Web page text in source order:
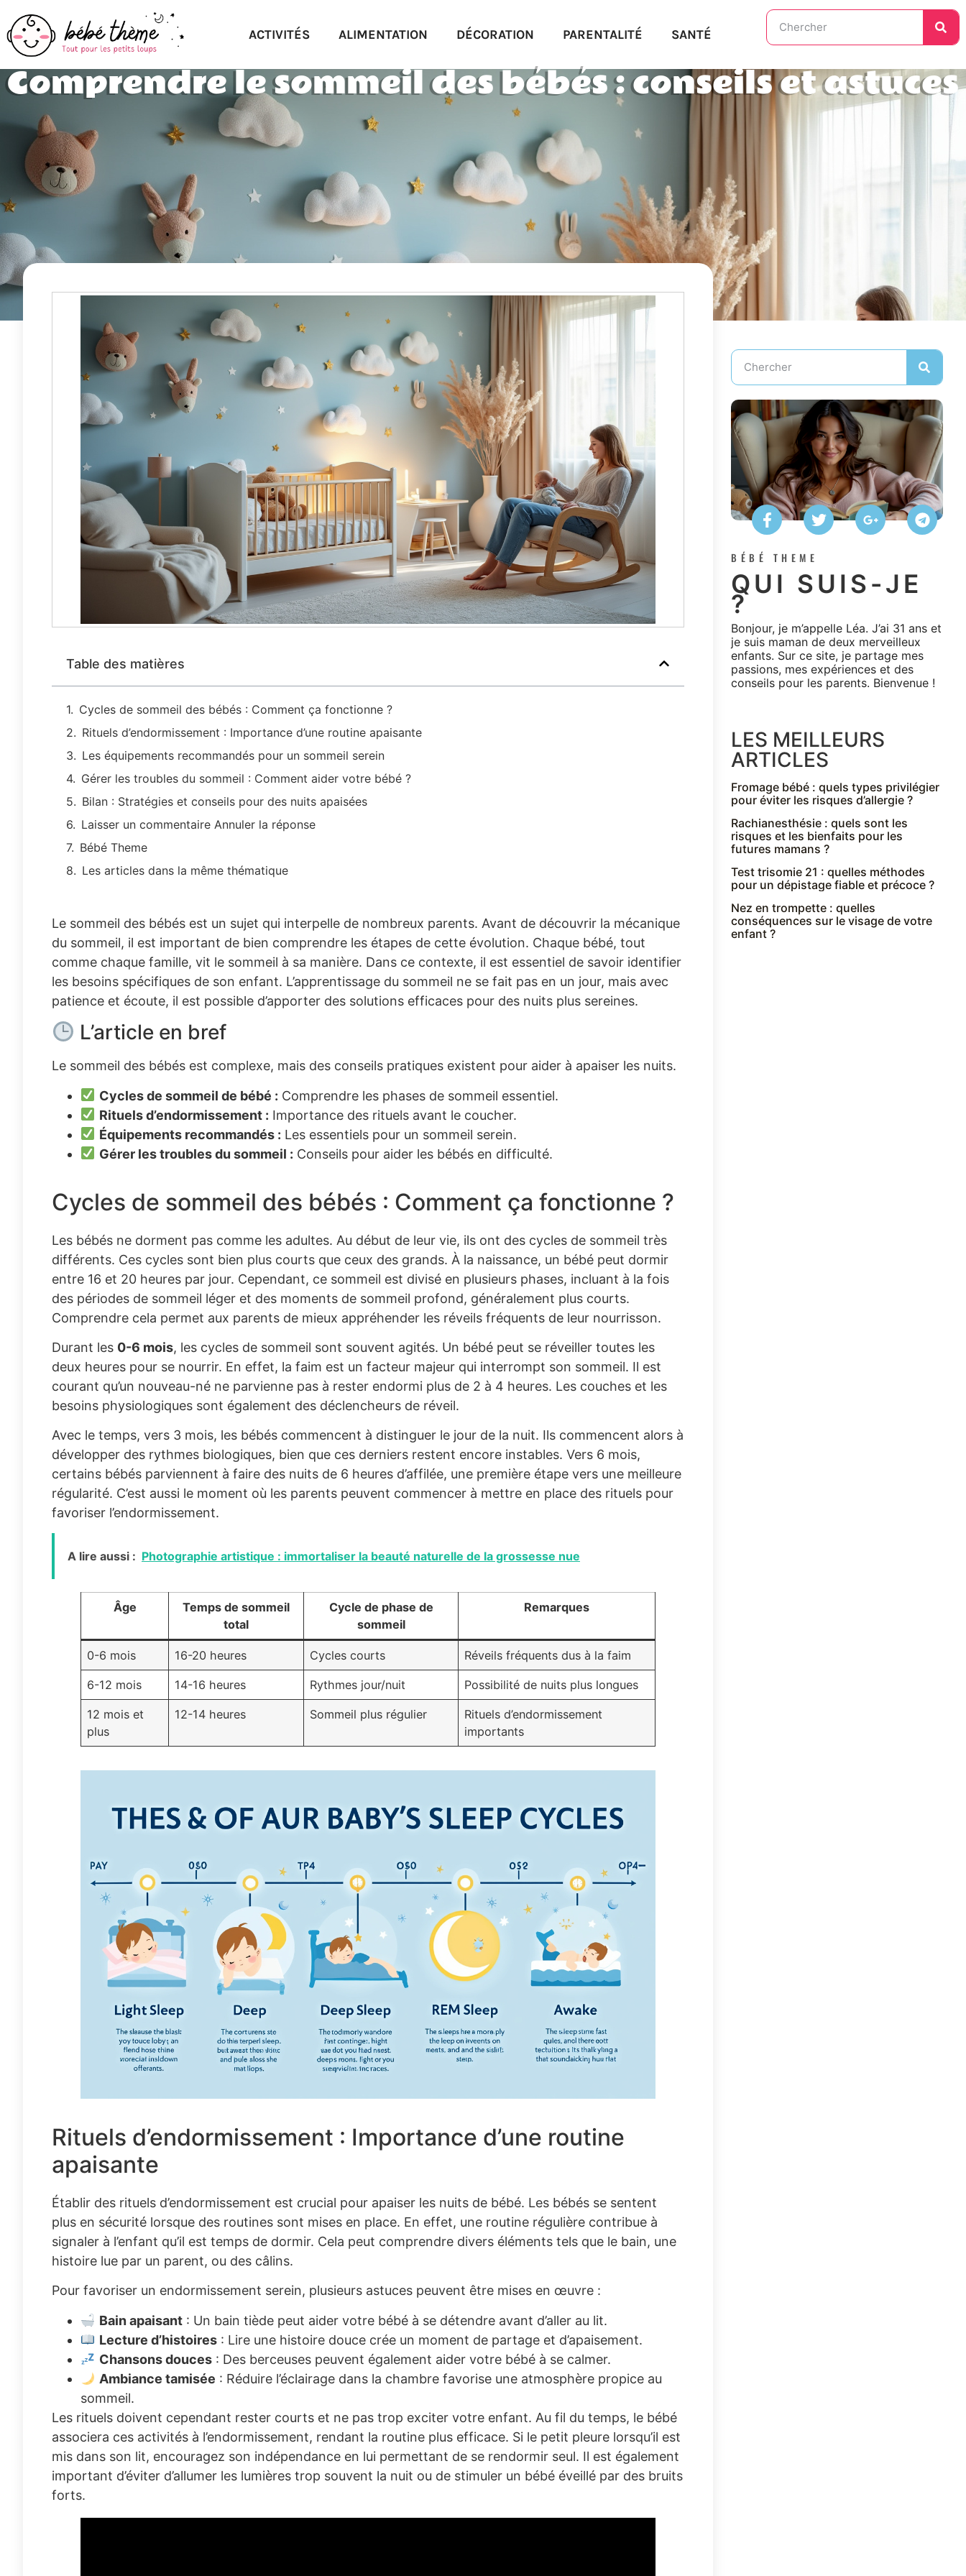
ACTIVITÉS ALIMENTATION DÉCORATION PARENTALITÉ SANTÉ
Comprendre le sommeil des bébés : conseils et astuces
Table des matières
Cycles de sommeil des bébés : Comment ça fonctionne ?
Rituels d’endormissement : Importance d’une routine apaisante
Les équipements recommandés pour un sommeil serein
Gérer les troubles du sommeil : Comment aider votre bébé ?
Bilan : Stratégies et conseils pour des nuits apaisées
Laisser un commentaire Annuler la réponse
Bébé Theme
Les articles dans la même thématique
Le sommeil des bébés est un sujet qui interpelle de nombreux parents. Avant de découvrir la mécanique
du sommeil, il est important de bien comprendre les étapes de cette évolution. Chaque bébé, tout
comme chaque famille, vit le sommeil à sa manière. Dans ce contexte, il est essentiel de savoir identifier
les besoins spécifiques de son enfant. L’apprentissage du sommeil ne se fait pas en un jour, mais avec
patience et écoute, il est possible d’apporter des solutions efficaces pour des nuits plus sereines.
L’article en bref
Le sommeil des bébés est complexe, mais des conseils pratiques existent pour aider à apaiser les nuits.
Cycles de sommeil de bébé : Comprendre les phases de sommeil essentiel.
Rituels d’endormissement : Importance des rituels avant le coucher.
Équipements recommandés : Les essentiels pour un sommeil serein.
Gérer les troubles du sommeil : Conseils pour aider les bébés en difficulté.
Cycles de sommeil des bébés : Comment ça fonctionne ?
Les bébés ne dorment pas comme les adultes. Au début de leur vie, ils ont des cycles de sommeil très
différents. Ces cycles sont bien plus courts que ceux des grands. À la naissance, un bébé peut dormir
entre 16 et 20 heures par jour. Cependant, ce sommeil est divisé en plusieurs phases, incluant à la fois
des périodes de sommeil léger et des moments de sommeil profond, généralement plus courts.
Comprendre cela permet aux parents de mieux appréhender les réveils fréquents de leur nourrisson.
Durant les 0-6 mois, les cycles de sommeil sont souvent agités. Un bébé peut se réveiller toutes les
deux heures pour se nourrir. En effet, la faim est un facteur majeur qui interrompt son sommeil. Il est
courant qu’un nouveau-né ne parvienne pas à rester endormi plus de 2 à 4 heures. Les couches et les
besoins physiologiques sont également des déclencheurs de réveil.
Avec le temps, vers 3 mois, les bébés commencent à distinguer le jour de la nuit. Ils commencent alors à
développer des rythmes biologiques, bien que ces derniers restent encore instables. Vers 6 mois,
certains bébés parviennent à faire des nuits de 6 heures d’affilée, une première étape vers une meilleure
régularité. C’est aussi le moment où les parents peuvent commencer à mettre en place des rituels pour
favoriser l’endormissement.
A lire aussi : Photographie artistique : immortaliser la beauté naturelle de la grossesse nue
Âge
Temps de sommeil
total
Cycle de phase de
sommeil
Remarques
0-6 mois 16-20 heures Cycles courts Réveils fréquents dus à la faim
6-12 mois 14-16 heures Rythmes jour/nuit Possibilité de nuits plus longues
12 mois et
plus
12-14 heures Sommeil plus régulier
Rituels d’endormissement
importants
Rituels d’endormissement : Importance d’une routine
apaisante
Établir des rituels d’endormissement est crucial pour apaiser les nuits de bébé. Les bébés se sentent
plus en sécurité lorsque des routines sont mises en place. En effet, une routine régulière contribue à
signaler à l’enfant qu’il est temps de dormir. Cela peut comprendre divers éléments tels que le bain, une
histoire lue par un parent, ou des câlins.
Pour favoriser un endormissement serein, plusieurs astuces peuvent être mises en œuvre :
Bain apaisant: Un bain tiède peut aider votre bébé à se détendre avant d’aller au lit.
Lecture d’histoires: Lire une histoire douce crée un moment de partage et d’apaisement.
Chansons douces: Des berceuses peuvent également aider votre bébé à se calmer.
Ambiance tamisée : Réduire l’éclairage dans la chambre favorise une atmosphère propice au
sommeil.
Les rituels doivent cependant rester courts et ne pas trop exciter votre enfant. Au fil du temps, le bébé
associera ces activités à l’endormissement, rendant la routine plus efficace. Si le petit pleure lorsqu’il est
mis dans son lit, encouragez son indépendance en lui permettant de se rendormir seul. Il est également
important d’éviter d’allumer les lumières trop souvent la nuit ou de stimuler un bébé éveillé par des bruits
forts.
BÉBÉ THEME
QUI SUIS-JE
?
Bonjour, je m’appelle Léa. J’ai 31 ans et
je suis maman de deux merveilleux
enfants. Sur ce site, je partage mes
passions, mes expériences et des
conseils pour les parents. Bienvenue !
LES MEILLEURS
ARTICLES
Fromage bébé : quels types privilégier
pour éviter les risques d’allergie ?
Rachianesthésie : quels sont les
risques et les bienfaits pour les
futures mamans ?
Test trisomie 21 : quelles méthodes
pour un dépistage fiable et précoce ?
Nez en trompette : quelles
conséquences sur le visage de votre
enfant ?